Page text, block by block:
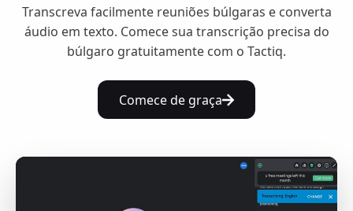
Transcreva facilmente reuniões búlgaras e converta
áudio em texto. Comece sua transcrição precisa do
búlgaro gratuitamente com o Tactiq.
Comece de graça